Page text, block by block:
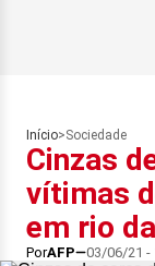
Início>Sociedade
Cinzas
vítimas
em rio
PorAFP 03/06/21 -